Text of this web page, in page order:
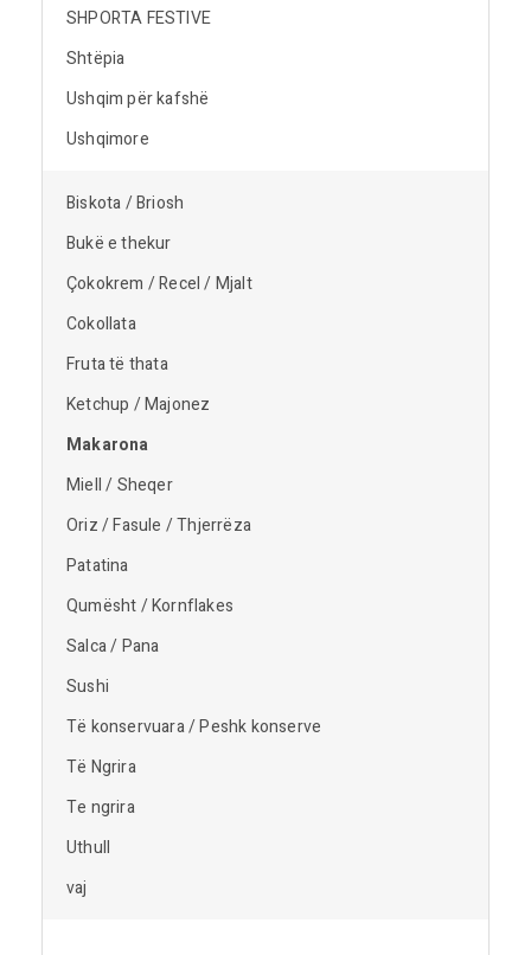
SHPORTA FESTIVE
Shtëpia
Ushqim për kafshë
Ushqimore
Biskota / Briosh
Bukë e thekur
Çokokrem / Recel / Mjalt
Cokollata
Fruta të thata
Ketchup / Majonez
Makarona
Miell / Sheqer
Oriz / Fasule / Thjerrëza
Patatina
Qumësht / Kornflakes
Salca / Pana
Sushi
Të konservuara / Peshk konserve
Të Ngrira
Te ngrira
Uthull
vaj